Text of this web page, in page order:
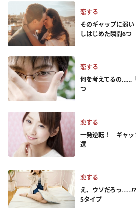
恋する
そのギャップに弱
しはじめた瞬間6つ
恋する
何を考えてるの……
つ
恋する
一発逆転！ ギャッ
選
恋する
え、ウソだろっ
5タイプ